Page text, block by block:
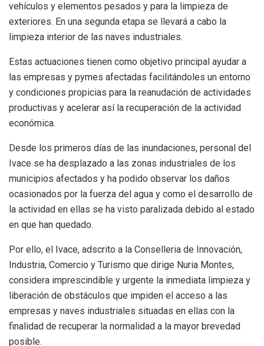
vehículos y elementos pesados y para la limpieza de
exteriores. En una segunda etapa se llevará a cabo la
limpieza interior de las naves industriales.
Estas actuaciones tienen como objetivo principal ayudar a
las empresas y pymes afectadas facilitándoles un entorno
y condiciones propicias para la reanudación de actividades
productivas y acelerar así la recuperación de la actividad
económica.
Desde los primeros días de las inundaciones, personal del
Ivace se ha desplazado a las zonas industriales de los
municipios afectados y ha podido observar los daños
ocasionados por la fuerza del agua y como el desarrollo de
la actividad en ellas se ha visto paralizada debido al estado
en que han quedado.
Por ello, el Ivace, adscrito a la Conselleria de Innovación,
Industria, Comercio y Turismo que dirige Nuria Montes,
considera imprescindible y urgente la inmediata limpieza y
liberación de obstáculos que impiden el acceso a las
empresas y naves industriales situadas en ellas con la
finalidad de recuperar la normalidad a la mayor brevedad
posible.